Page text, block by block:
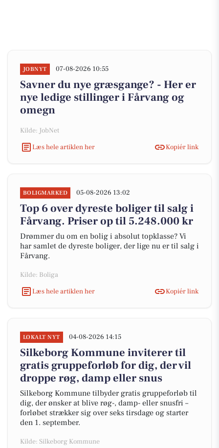
JOBNYT 07-08-2026 10:55
Savner du nye græsgange? - Her er
nye ledige stillinger i Fårvang og
omegn
Kilde: JobNet
Læs hele artiklen her
Kopiér link
BOLIGMARKED 05-08-2026 13:02
Top 6 over dyreste boliger til salg i
Fårvang. Priser op til 5.248.000 kr
Drømmer du om en bolig i absolut topklasse? Vi
har samlet de dyreste boliger, der lige nu er til salg i
Fårvang.
Kilde: Boliga
Læs hele artiklen her
Kopiér link
LOKALT NYT 04-08-2026 14:15
Silkeborg Kommune inviterer til
gratis gruppeforløb for dig, der vil
droppe røg, damp eller snus
Silkeborg Kommune tilbyder gratis gruppeforløb til
dig, der ønsker at blive røg-, damp- eller snusfri –
forløbet strækker sig over seks tirsdage og starter
den 1. september.
Kilde: Silkeborg Kommune